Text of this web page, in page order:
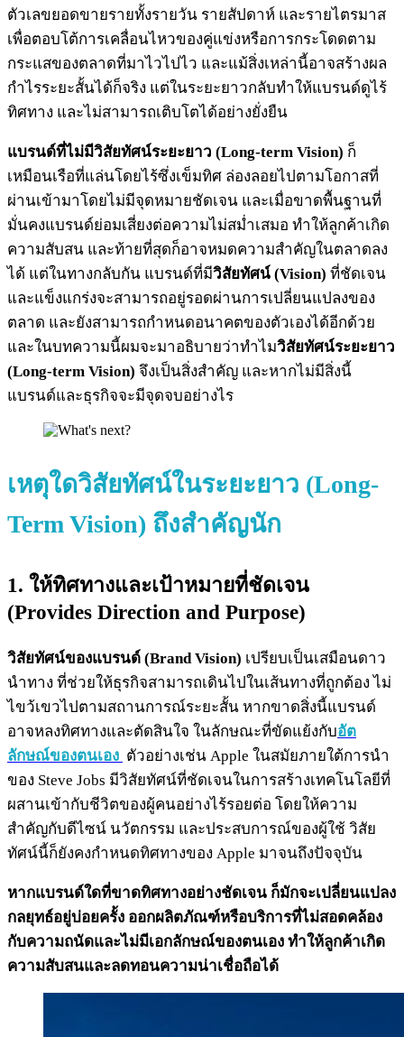
ตัวเลขยอดขายรายทั้งรายวัน รายสัปดาห์ และรายไตรมาส
เพื่อตอบโต้การเคลื่อนไหวของคู่แข่งหรือการกระโดดตาม
กระแสของตลาดที่มาไวไปไว และแม้สิ่งเหล่านี้อาจสร้างผล
กำไรระยะสั้นได้ก็จริง แต่ในระยะยาวกลับทำให้แบรนด์ดูไร้
ทิศทาง และไม่สามารถเติบโตได้อย่างยั่งยืน
แบรนด์ที่ไม่มีวิสัยทัศน์ระยะยาว (Long-term Vision) ก็
เหมือนเรือที่แล่นโดยไร้ซึ่งเข็มทิศ ล่องลอยไปตามโอกาสที่
ผ่านเข้ามาโดยไม่มีจุดหมายชัดเจน และเมื่อขาดพื้นฐานที่
มั่นคงแบรนด์ย่อมเสี่ยงต่อความไม่สม่ำเสมอ ทำให้ลูกค้าเกิด
ความสับสน และท้ายที่สุดก็อาจหมดความสำคัญในตลาดลง
ได้ แต่ในทางกลับกัน แบรนด์ที่มีวิสัยทัศน์ (Vision) ที่ชัดเจน
และแข็งแกร่งจะสามารถอยู่รอดผ่านการเปลี่ยนแปลงของ
ตลาด และยังสามารถกำหนดอนาคตของตัวเองได้อีกด้วย
และในบทความนี้ผมจะมาอธิบายว่าทำไมวิสัยทัศน์ระยะยาว
(Long-term Vision) จึงเป็นสิ่งสำคัญ และหากไม่มีสิ่งนี้
แบรนด์และธุรกิจจะมีจุดจบอย่างไร
เหตุใดวิสัยทัศน์ในระยะยาว (Long-
Term Vision) ถึงสำคัญนัก
1. ให้ทิศทางและเป้าหมายที่ชัดเจน
(Provides Direction and Purpose)
วิสัยทัศน์ของแบรนด์ (Brand Vision) เปรียบเป็นเสมือนดาว
นำทาง ที่ช่วยให้ธุรกิจสามารถเดินไปในเส้นทางที่ถูกต้อง ไม่
ไขว้เขวไปตามสถานการณ์ระยะสั้น หากขาดสิ่งนี้แบรนด์
อาจหลงทิศทางและตัดสินใจ ในลักษณะที่ขัดแย้งกับอัต
ลักษณ์ของตนเอง ตัวอย่างเช่น Apple ในสมัยภายใต้การนำ
ของ Steve Jobs มีวิสัยทัศน์ที่ชัดเจนในการสร้างเทคโนโลยีที่
ผสานเข้ากับชีวิตของผู้คนอย่างไร้รอยต่อ โดยให้ความ
สำคัญกับดีไซน์ นวัตกรรม และประสบการณ์ของผู้ใช้ วิสัย
ทัศน์นี้ก็ยังคงกำหนดทิศทางของ Apple มาจนถึงปัจจุบัน
หากแบรนด์ใดที่ขาดทิศทางอย่างชัดเจน ก็มักจะเปลี่ยนแปลง
กลยุทธ์อยู่บ่อยครั้ง ออกผลิตภัณฑ์หรือบริการที่ไม่สอดคล้อง
กับความถนัดและไม่มีเอกลักษณ์ของตนเอง ทำให้ลูกค้าเกิด
ความสับสนและลดทอนความน่าเชื่อถือได้